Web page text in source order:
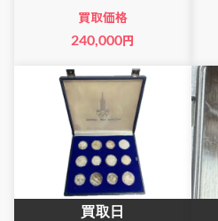
買取価格
240,000円
買取日